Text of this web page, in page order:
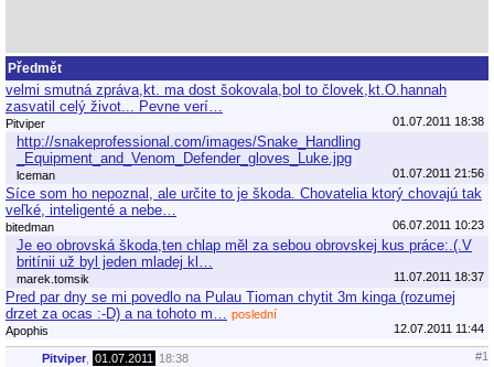
Předmět
velmi smutná zpráva,kt. ma dost šokovala,bol to človek,kt.O.hannah
zasvatil celý život... Pevne verí…
Pitviper 01.07.2011 18:38
http://snakeprofessional.com/images/Snake_Handling
_Equipment_and_Venom_Defender_gloves_Luke.jpg
lceman 01.07.2011 21:56
Síce som ho nepoznal, ale určite to je škoda. Chovatelia ktorý chovajú tak
veľké, inteligenté a nebe…
bitedman 06.07.2011 10:23
Je eo obrovská škoda,ten chlap měl za sebou obrovskej kus práce:.(.V
britínii už byl jeden mladej kl…
marek.tomsik 11.07.2011 18:37
Pred par dny se mi povedlo na Pulau Tioman chytit 3m kinga (rozumej
drzet za ocas :-D) a na tohoto m…
poslední
Apophis
12.07.2011 11:44
Pitviper 01.07.2011 18:38 #1